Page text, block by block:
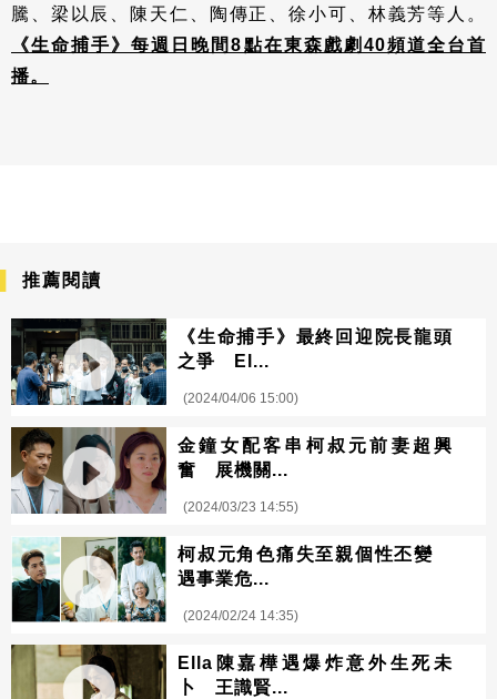
騰、梁以辰、陳天仁、陶傳正、徐小可、林義芳等人。
《生命捕手》每週日晚間8點在東森戲劇40頻道全台首
播。
推薦閱讀
《生命捕手》最終回迎院長龍頭
之爭 El...
(2024/04/06 15:00)
金鐘女配客串柯叔元前妻超興
奮 展機關...
(2024/03/23 14:55)
柯叔元角色痛失至親個性丕變
遇事業危...
(2024/02/24 14:35)
Ella陳嘉樺遇爆炸意外生死未
卜 王識賢...